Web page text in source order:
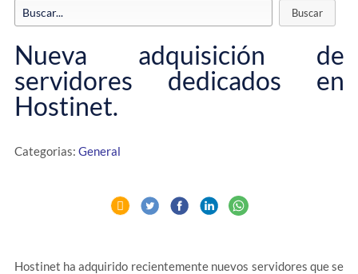
Nueva adquisición de
servidores dedicados en
Hostinet.
Categorias: General
Hostinet ha adquirido recientemente nuevos servidores que se